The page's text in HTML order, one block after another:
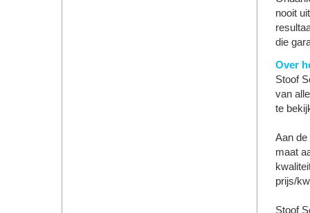
nooit
die
Over
Stoof
van
te
Aan de
maat
prijs/
Stoof